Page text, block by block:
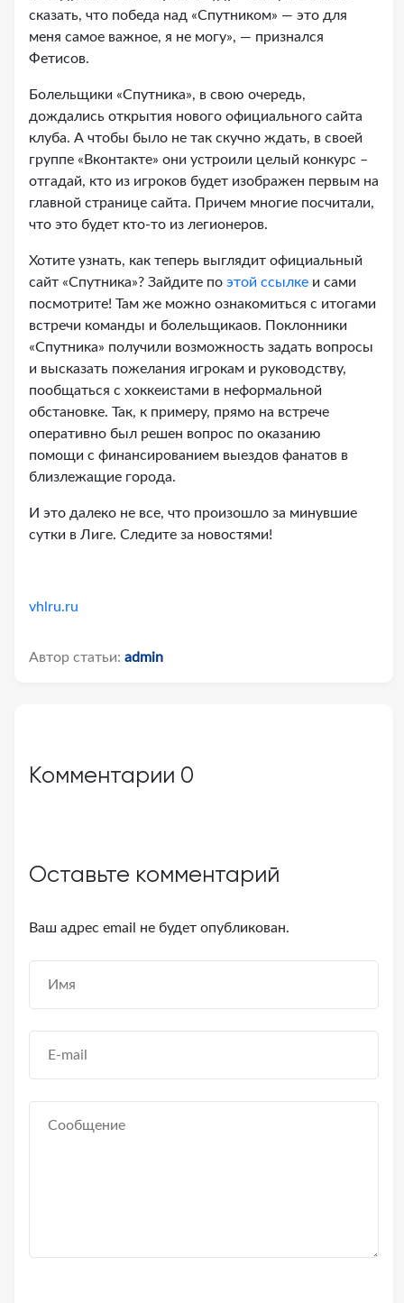
сказать, что победа над «Спутником» — это для
меня самое важное, я не могу», — признался
Фетисов.
Болельщики «Спутника», в свою очередь,
дождались открытия нового официального сайта
клуба. А чтобы было не так скучно ждать, в своей
группе «Вконтакте» они устроили целый конкурс –
отгадай, кто из игроков будет изображен первым на
главной странице сайта. Причем многие посчитали,
что это будет кто-то из легионеров.
Хотите узнать, как теперь выглядит официальный
сайт «Спутника»? Зайдите по этой ссылке и сами
посмотрите! Там же можно ознакомиться с итогами
встречи команды и болельщикаов. Поклонники
«Спутника» получили возможность задать вопросы
и высказать пожелания игрокам и руководству,
пообщаться с хоккеистами в неформальной
обстановке. Так, к примеру, прямо на встрече
оперативно был решен вопрос по оказанию
помощи с финансированием выездов фанатов в
близлежащие города.
И это далеко не все, что произошло за минувшие
сутки в Лиге. Следите за новостями!
vhlru.ru
Автор статьи: admin
Комментарии 0
Оставьте комментарий
Ваш адрес email не будет опубликован.